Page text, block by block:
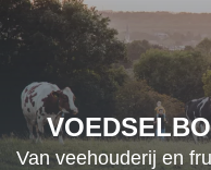
Van veehouderij en